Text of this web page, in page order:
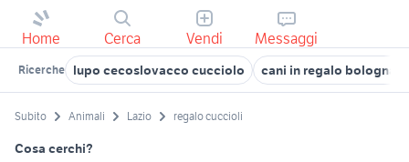
Home Cerca Vendi Messaggi
Ricerche lupo cecoslovacco cucciolo cani in regalo bologna
Subito Animali Lazio regalo cuccioli
Cosa cerchi?